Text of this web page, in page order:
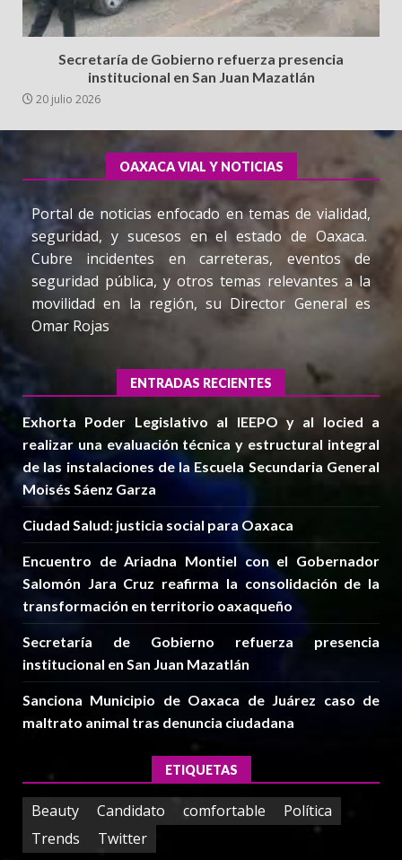
Secretaría de Gobierno refuerza presencia
institucional en San Juan Mazatlán
20 julio 2026
OAXACA VIAL Y NOTICIAS
Portal de noticias enfocado en temas de vialidad,
seguridad, y sucesos en el estado de Oaxaca.
Cubre incidentes en carreteras, eventos de
seguridad pública, y otros temas relevantes a la
movilidad en la región, su Director General es
Omar Rojas
ENTRADAS RECIENTES
Exhorta Poder Legislativo al IEEPO y al Iocied a
realizar una evaluación técnica y estructural integral
de las instalaciones de la Escuela Secundaria General
Moisés Sáenz Garza
Ciudad Salud: justicia social para Oaxaca
Encuentro de Ariadna Montiel con el Gobernador
Salomón Jara Cruz reafirma la consolidación de la
transformación en territorio oaxaqueño
Secretaría de Gobierno refuerza presencia
institucional en San Juan Mazatlán
Sanciona Municipio de Oaxaca de Juárez caso de
maltrato animal tras denuncia ciudadana
ETIQUETAS
Beauty Candidato comfortable
Política
Trends
Twitter